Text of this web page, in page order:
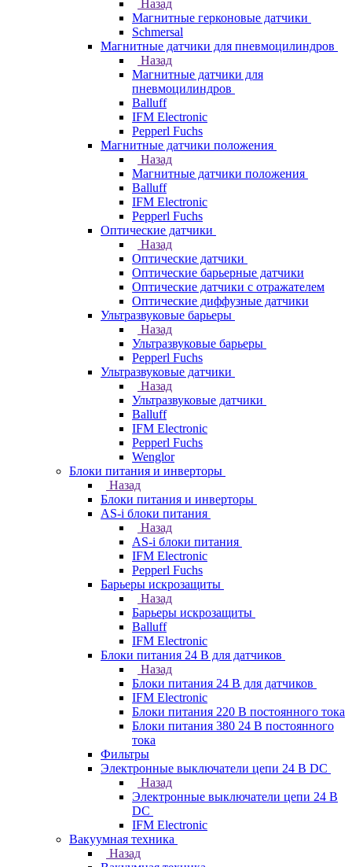
Назад
Магнитные герконовые датчики
Schmersal
Магнитные датчики для пневмоцилиндров
Назад
Магнитные датчики для
пневмоцилиндров
Balluff
IFM Electronic
Pepperl Fuchs
Магнитные датчики положения
Назад
Магнитные датчики положения
Balluff
IFM Electronic
Pepperl Fuchs
Оптические датчики
Назад
Оптические датчики
Оптические барьерные датчики
Оптические датчики с отражателем
Оптические диффузные датчики
Ультразвуковые барьеры
Назад
Ультразвуковые барьеры
Pepperl Fuchs
Ультразвуковые датчики
Назад
Ультразвуковые датчики
Balluff
IFM Electronic
Pepperl Fuchs
Wenglor
Блоки питания и инверторы
Назад
Блоки питания и инверторы
AS-i блоки питания
Назад
AS-i блоки питания
IFM Electronic
Pepperl Fuchs
Барьеры искрозащиты
Назад
Барьеры искрозащиты
Balluff
IFM Electronic
Блоки питания 24 В для датчиков
Назад
Блоки питания 24 В для датчиков
IFM Electronic
Блоки питания 220 В постоянного тока
Блоки питания 380 24 В постоянного
тока
Фильтры
Электронные выключатели цепи 24 В DC
Назад
Электронные выключатели цепи 24 В
DC
IFM Electronic
Вакуумная техника
Назад